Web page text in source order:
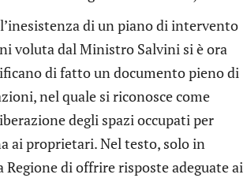
di un piano di intervento
voluta dal Ministro Salvini si è ora
di fatto un documento pieno di
nel quale si riconosce come
degli spazi occupati per
ai proprietari. Nel testo, solo in
di offrire risposte adeguate ai